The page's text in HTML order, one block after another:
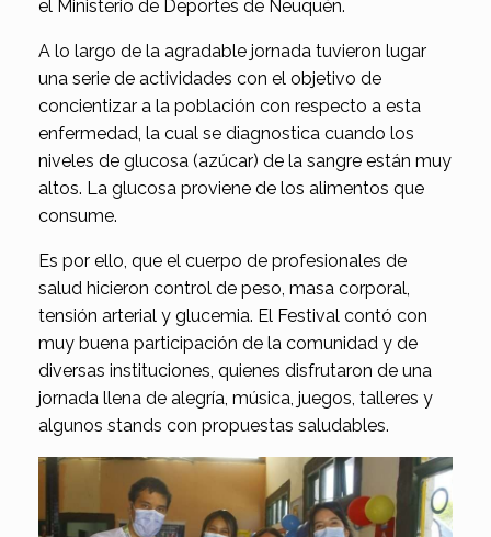
el Ministerio de Deportes de Neuquén.
A lo largo de la agradable jornada tuvieron lugar
una serie de actividades con el objetivo de
concientizar a la población con respecto a esta
enfermedad, la cual se diagnostica cuando los
niveles de glucosa (azúcar) de la sangre están muy
altos. La glucosa proviene de los alimentos que
consume.
Es por ello, que el cuerpo de profesionales de
salud hicieron control de peso, masa corporal,
tensión arterial y glucemia. El Festival contó con
muy buena participación de la comunidad y de
diversas instituciones, quienes disfrutaron de una
jornada llena de alegría, música, juegos, talleres y
algunos stands con propuestas saludables.